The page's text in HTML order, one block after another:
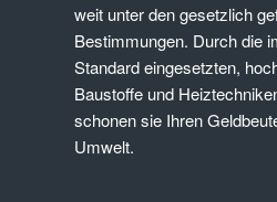
weit unter den gesetzlich
Bestimmungen. Durch die
Standard eingesetzten,
Baustoffe und
schonen sie Ihren
Umwelt.